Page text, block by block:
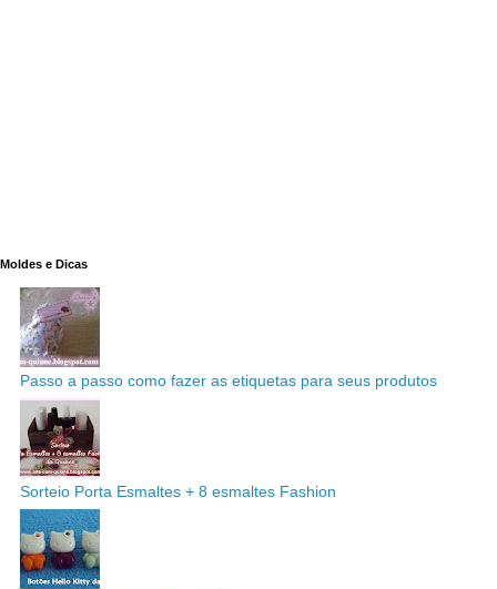
Moldes e Dicas
Passo a passo como fazer as etiquetas para seus produtos
Sorteio Porta Esmaltes + 8 esmaltes Fashion